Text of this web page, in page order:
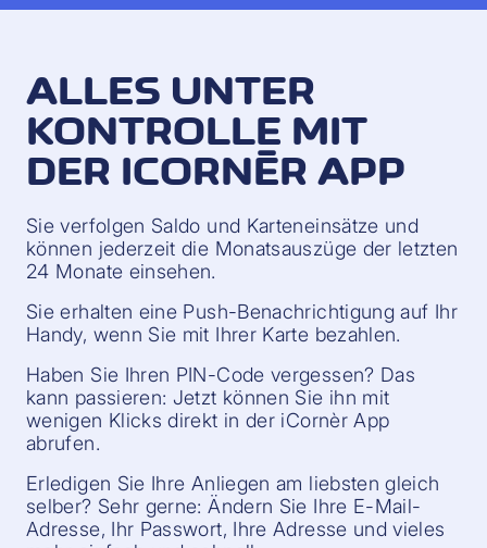
ALLES UNTER
KONTROLLE MIT
DER ICORNÈR APP
Sie verfolgen Saldo und Karteneinsätze und
können jederzeit die Monatsauszüge der letzten
24 Monate einsehen.
Sie erhalten eine Push-Benachrichtigung auf Ihr
Handy, wenn Sie mit Ihrer Karte bezahlen.
Haben Sie Ihren PIN-Code vergessen? Das
kann passieren: Jetzt können Sie ihn mit
wenigen Klicks direkt in der iCornèr App
abrufen.
Erledigen Sie Ihre Anliegen am liebsten gleich
selber? Sehr gerne: Ändern Sie Ihre E-Mail-
Adresse, Ihr Passwort, Ihre Adresse und vieles